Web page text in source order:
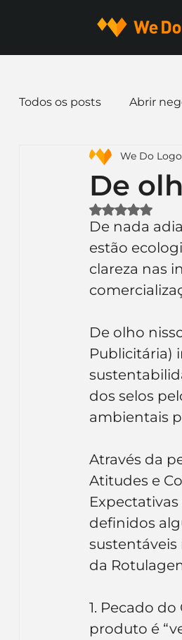
Todos os posts Abrir
Dicas de Marketing
Identidade Visual
Ferramentas
Inteligência Artificial
De
We Do
Avaliado
De nada
estão
clareza nas
De olho
Publicitária)
dos selos
ambientais
Através da
Atitudes e
definidos
sustentáveis
da
1. Pecado
produto é